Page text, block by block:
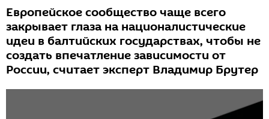
Европейское сообщество чаще всего
закрывает глаза на националистические
идеи в балтийских государствах, чтобы не
создать впечатление зависимости от
России, считает эксперт Владимир Брутер